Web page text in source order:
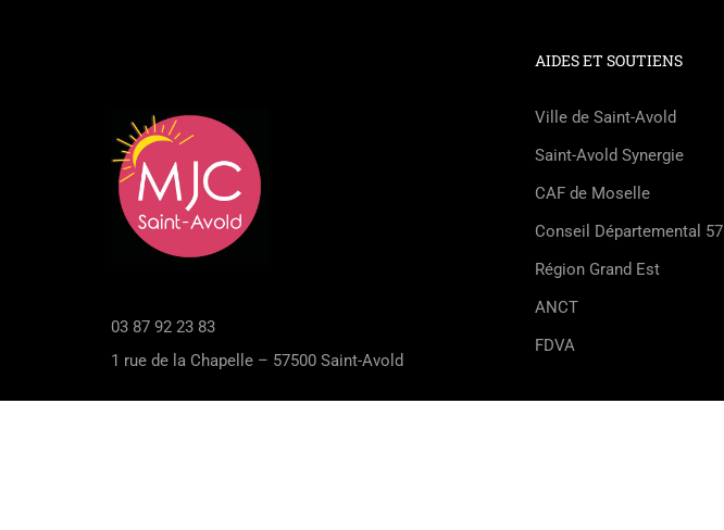
03 87 92 23 83
1 rue de la Chapelle – 57500 Saint-Avold
AIDES ET SOUTIENS
Ville de Saint-Avold
Saint-Avold Synergie
CAF de Moselle
Conseil Départemental 57
Région Grand Est
ANCT
FDVA